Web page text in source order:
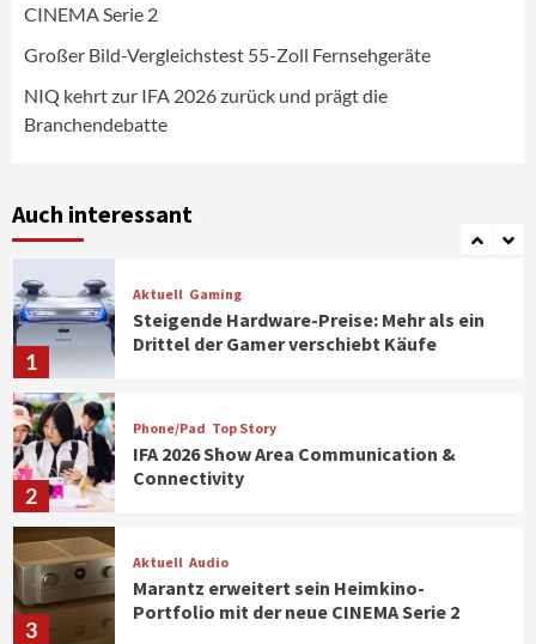
CINEMA Serie 2
Großer Bild-Vergleichstest 55-Zoll Fernsehgeräte
NIQ kehrt zur IFA 2026 zurück und prägt die
Branchendebatte
Auch interessant
6
Aktuell
CHERRY baut Vertriebsteam in
7
Klimageräte und Ventilatoren
1
Aktuell Gaming
Steigende Hardware-Preise: Mehr als ein
Drittel der Gamer verschiebt Käufe
2
Phone/Pad Top Story
IFA 2026 Show Area Communication &
Connectivity
3
Aktuell Audio
Marantz erweitert sein Heimkino-
Portfolio mit der neue CINEMA Serie 2